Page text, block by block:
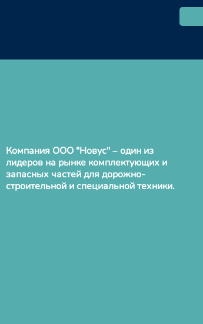
Компания ООО "Новус" – один из
лидеров на рынке комплектующих и
запасных частей для дорожно-
строительной и специальной техники.